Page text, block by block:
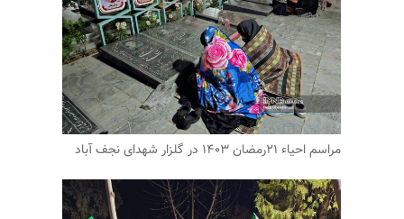
مراسم احیاء ۲۱رمضان ۱۴۰۳ در گلزار شهدای نجف آباد